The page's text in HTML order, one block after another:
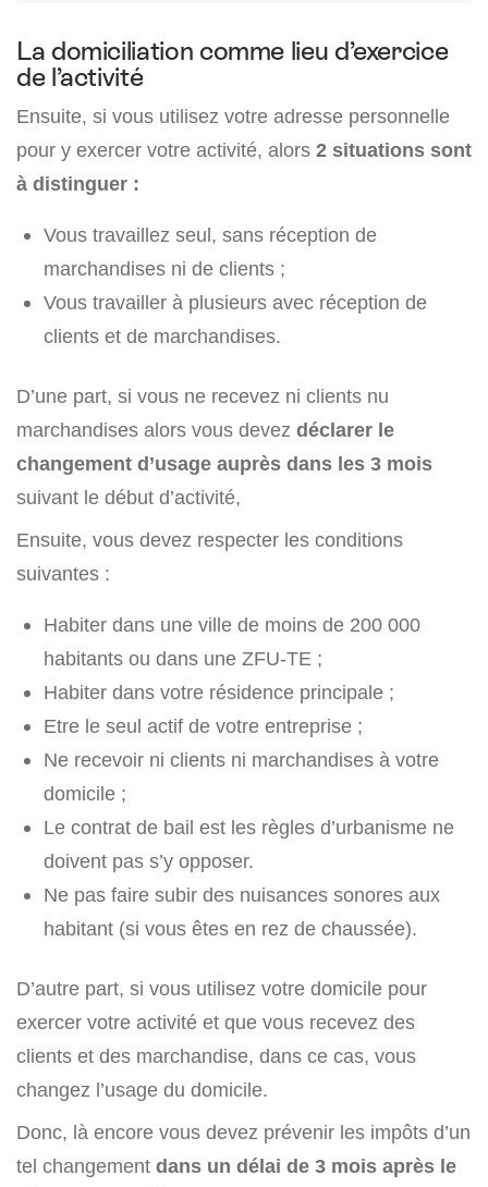
La domiciliation comme lieu d’exercice
de l’activité
Ensuite, si vous utilisez votre adresse personnelle
pour y exercer votre activité, alors 2 situations sont
à distinguer :
Vous travaillez seul, sans réception de
marchandises ni de clients ;
Vous travailler à plusieurs avec réception de
clients et de marchandises.
D’une part, si vous ne recevez ni clients nu
marchandises alors vous devez déclarer le
changement d’usage auprès dans les 3 mois
suivant le début d’activité,
Ensuite, vous devez respecter les conditions
suivantes :
Habiter dans une ville de moins de 200 000
habitants ou dans une ZFU-TE ;
Habiter dans votre résidence principale ;
Etre le seul actif de votre entreprise ;
Ne recevoir ni clients ni marchandises à votre
domicile ;
Le contrat de bail est les règles d’urbanisme ne
doivent pas s’y opposer.
Ne pas faire subir des nuisances sonores aux
habitant (si vous êtes en rez de chaussée).
D’autre part, si vous utilisez votre domicile pour
exercer votre activité et que vous recevez des
clients et des marchandise, dans ce cas, vous
changez l’usage du domicile.
Donc, là encore vous devez prévenir les impôts d’un
tel changement dans un délai de 3 mois après le